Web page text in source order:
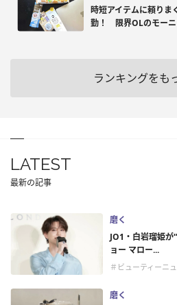
時短アイテムに頼りま
勤！ 限界OLのモーニ
ランキングをも
LATEST
最新の記事
磨く
JO1・白岩瑠姫
ョー マロー...
＃ビューティーニ
磨く